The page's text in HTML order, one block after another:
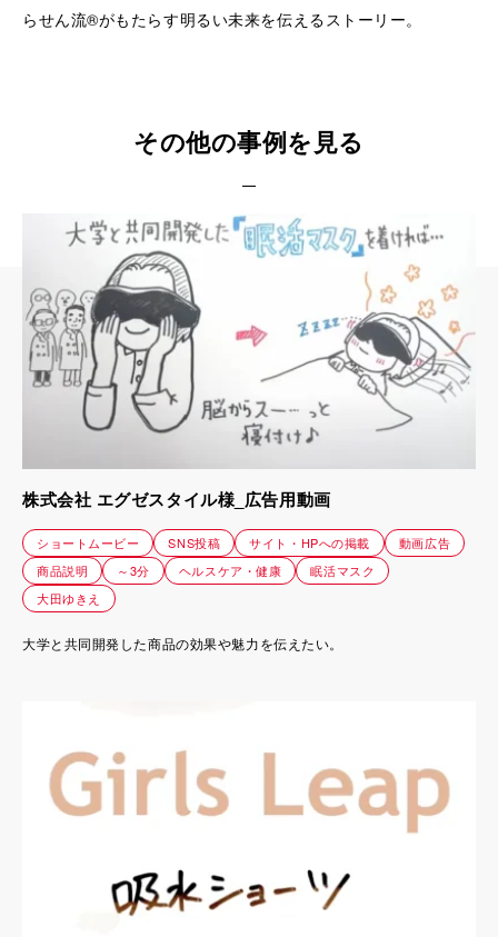
らせん流®︎がもたらす明るい未来を伝えるストーリー。
その他の事例を見る
株式会社 エグゼスタイル様_広告用動画
ショートムービー SNS投稿 サイト・HPへの掲載
動画広告
商品説明
～3分 ヘルスケア・健康
眠活マスク
大田ゆきえ
大学と共同開発した商品の効果や魅力を伝えたい。